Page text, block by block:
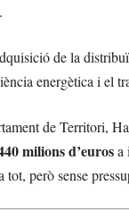
de la
energètica i el
de Territori,
milions d’eurosa
però sense